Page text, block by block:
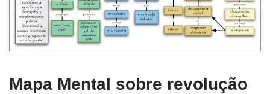
Mapa Mental sobre revolução